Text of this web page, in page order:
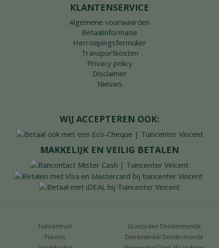
KLANTENSERVICE
Algemene voorwaarden
Betaalinformatie
Herroepingsformulier
Transportkosten
Privacy policy
Disclaimer
Nieuws
WIJ ACCEPTEREN OOK:
MAKKELIJK EN VEILIG BETALEN
Tuincentrum
Planten
Graszoden Dendermonde
Dierenwinkel Dendermonde